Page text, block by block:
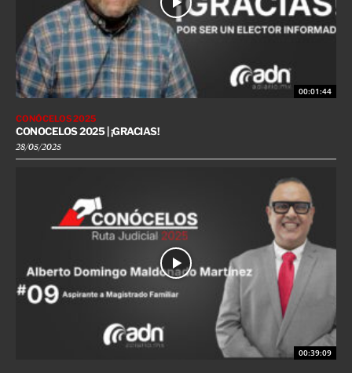
00:01:44
CONÓCELOS 2025
CONOCELOS 2025 | ¡GRACIAS!
28/05/2025
00:39:09